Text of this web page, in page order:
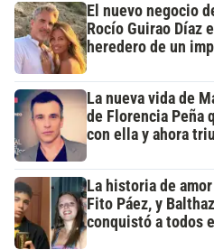
El nuevo negocio
Rocío Guirao Díaz
heredero de un
La nueva vida de
de Florencia Peña
con ella y ahora
La historia de
Fito Páez, y
conquistó a todos